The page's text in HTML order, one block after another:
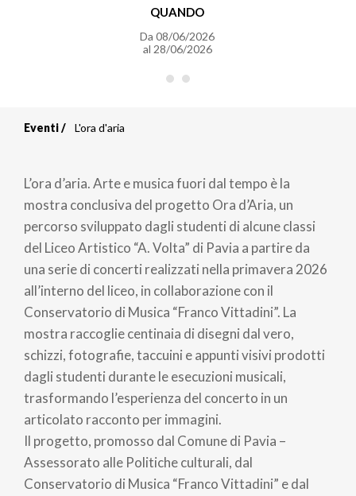
QUANDO
Da08/06/2026
al 28/06/2026
di
pane
Eventi L'ora d'aria
L’ora d’aria. Arte e musica fuori dal tempo è la
mostra conclusiva del progetto Ora d’Aria, un
percorso sviluppato dagli studenti di alcune classi
del Liceo Artistico “A. Volta” di Pavia a partire da
una serie di concerti realizzati nella primavera 2026
all’interno del liceo, in collaborazione con il
Conservatorio di Musica “Franco Vittadini”. La
mostra raccoglie centinaia di disegni dal vero,
schizzi, fotografie, taccuini e appunti visivi prodotti
dagli studenti durante le esecuzioni musicali,
trasformando l’esperienza del concerto in un
articolato racconto per immagini.
Il progetto, promosso dal Comune di Pavia –
Assessorato alle Politiche culturali, dal
Conservatorio di Musica “Franco Vittadini” e dal